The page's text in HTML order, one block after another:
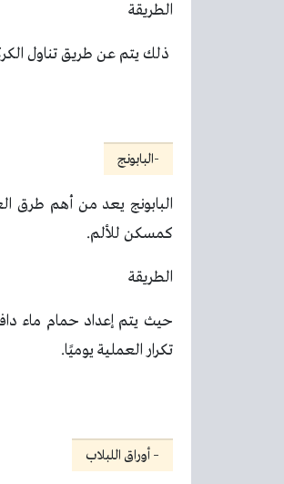
الطريقة
ذلك يتم عن طريق تناول
-البابونج
البابونج يعد من أهم طرق
كمسكن للألم.
الطريقة
حيث يتم إعداد حمام ماء
تكرار العملية يوميًا.
– أوراق اللبلاب